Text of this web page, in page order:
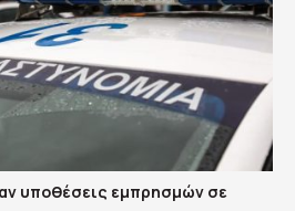
υποθέσεις εμπρησμών σε